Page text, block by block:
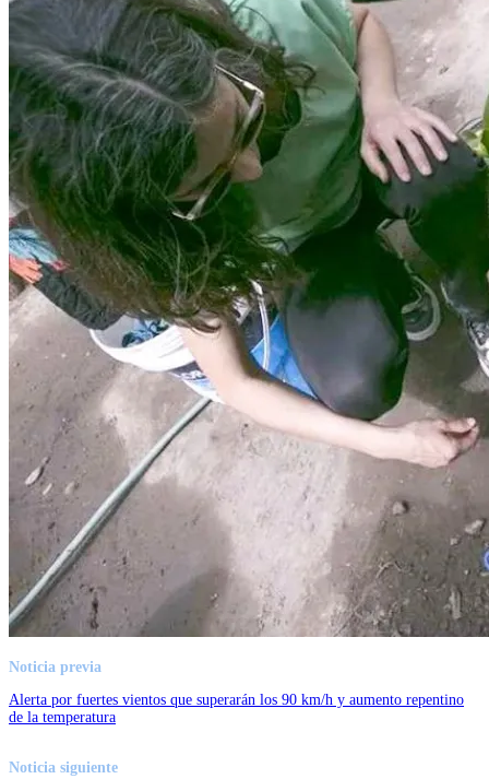
Noticia previa
Alerta por fuertes vientos que superarán los 90 km/h y aumento repentino
de la temperatura
Noticia siguiente